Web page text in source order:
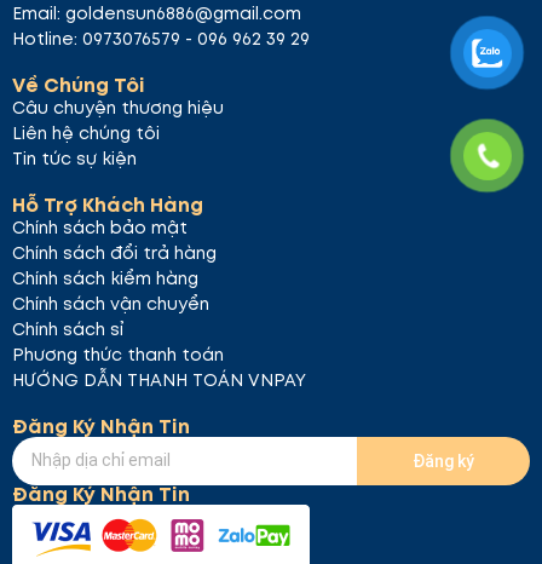
#05 Deep Kiss – Đỏ cherry
cherry tươi tắn, mạnh mẽ. Đây là lựa chọn tuyệt vời
cho những buổi tối quyến rũ hay những dịp đặc biệt.
Email: goldensun6886@gmail.com
Hotline: 0973076579 - 096 962 39 29
Về Chúng Tôi
Câu chuyện thương hiệu
Liên hệ chúng tôi
Tin tức sự kiện
Hỗ Trợ Khách Hàng
Chính sách bảo mật
Chính sách đổi trả hàng
Chính sách kiểm hàng
Chính sách vận chuyển
Chính sách sỉ
Phương thức thanh toán
HƯỚNG DẪN THANH TOÁN VNPAY
Đăng Ký Nhận Tin
Đăng ký
Đăng Ký Nhận Tin